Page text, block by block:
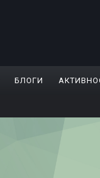
БЛОГИ